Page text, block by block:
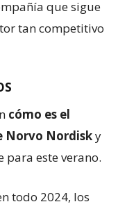
que sigue
tan competitivo
cómo es el
Norvo Nordisky
para este verano.
todo 2024, los